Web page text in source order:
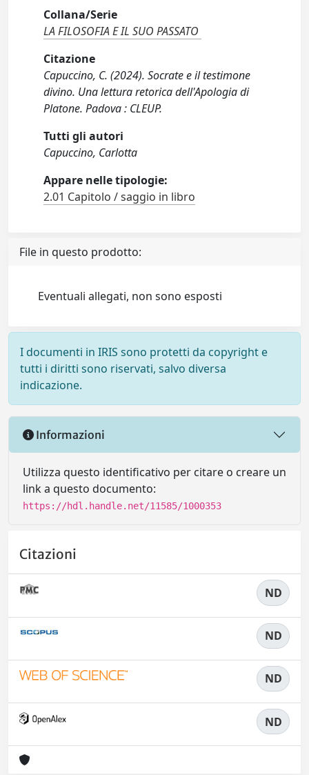
Collana/Serie
LA FILOSOFIA E IL SUO PASSATO
Citazione
Capuccino, C. (2024). Socrate e il testimone
divino. Una lettura retorica dell'Apologia di
Platone. Padova : CLEUP.
Tutti gli autori
Capuccino, Carlotta
Appare nelle tipologie:
2.01 Capitolo / saggio in libro
File in questo prodotto:
Eventuali allegati, non sono esposti
I documenti in IRIS sono protetti da copyright e
tutti i diritti sono riservati, salvo diversa
indicazione.
Informazioni
Utilizza questo identificativo per citare o creare un
link a questo documento:
https://hdl.handle.net/11585/1000353
Citazioni
ND
ND
ND
ND